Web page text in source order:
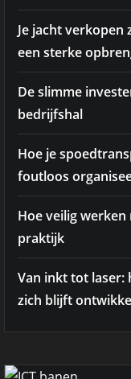
Je jacht verkopen
een sterke
De slimme
bedrijfshal
Hoe je
foutloos
Hoe veilig
praktijk
Van inkt tot
zich blijft